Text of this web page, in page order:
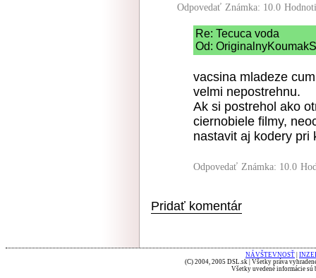
Odpovedať Známka: 10.0
Re: Tecuca voda
Od:
vacsina mladeze
velmi nepostrehnu.
Ak si postrehol ako
ciernobiele filmy,
nastavit aj kodery pri
Odpovedať Známka: 10.0
Pridať komentár
NÁVŠTEVNOSŤ
(C) 2004, 2005 DSL.sk | Všetky práva
Všetky uvedené informácie sú